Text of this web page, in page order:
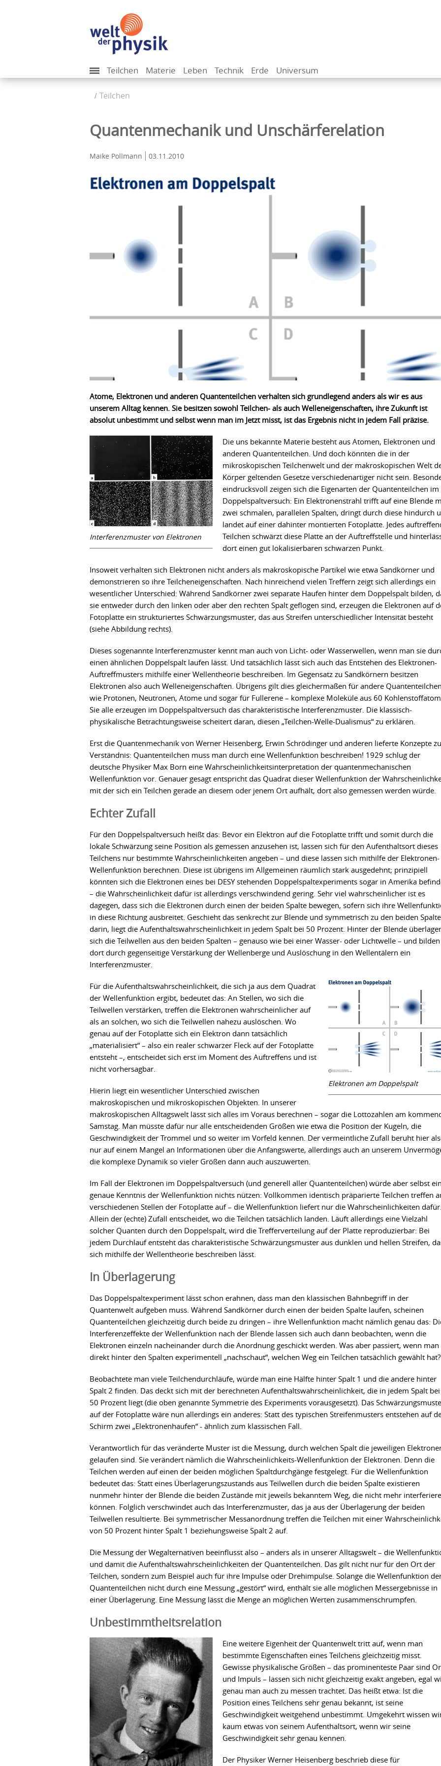
Teilchen Materie Leben Technik Erde Universum
Teilchen
Quantenmechanik und Unschärferelation
Maike Pollmann 03.11.2010
Atome, Elektronen und anderen Quantenteilchen verhalten sich grundlegend anders als wir es aus
unserem Alltag kennen. Sie besitzen sowohl Teilchen- als auch Welleneigenschaften, ihre Zukunft ist
absolut unbestimmt und selbst wenn man im Jetzt misst, ist das Ergebnis nicht in jedem Fall präzise.
Interferenzmuster von Elektronen
Die uns bekannte Materie besteht aus Atomen, Elektronen und
anderen Quantenteilchen. Und doch könnten die in der
mikroskopischen Teilchenwelt und der makroskopischen Welt
Körper geltenden Gesetze verschiedenartiger nicht sein.
eindrucksvoll zeigen sich die Eigenarten der Quantenteilchen im
Doppelspaltversuch: Ein Elektronenstrahl trifft auf eine Blende
zwei schmalen, parallelen Spalten, dringt durch diese hindurch
landet auf einer dahinter montierten Fotoplatte. Jedes
Teilchen schwärzt diese Platte an der Auftreffstelle und
dort einen gut lokalisierbaren schwarzen Punkt.
Insoweit verhalten sich Elektronen nicht anders als makroskopische Partikel wie etwa Sandkörner und
demonstrieren so ihre Teilcheneigenschaften. Nach hinreichend vielen Treffern zeigt sich allerdings ein
wesentlicher Unterschied: Während Sandkörner zwei separate Haufen hinter dem Doppelspalt bilden,
sie entweder durch den linken oder aber den rechten Spalt geflogen sind, erzeugen die Elektronen auf
Fotoplatte ein strukturiertes Schwärzungsmuster, das aus Streifen unterschiedlicher Intensität besteht
(siehe Abbildung rechts).
Dieses sogenannte Interferenzmuster kennt man auch von Licht- oder Wasserwellen, wenn man sie
einen ähnlichen Doppelspalt laufen lässt. Und tatsächlich lässt sich auch das Entstehen des Elektronen-
Auftreffmusters mithilfe einer Wellentheorie beschreiben. Im Gegensatz zu Sandkörnern besitzen
Elektronen also auch Welleneigenschaften. Übrigens gilt dies gleichermaßen für andere Quantenteilchen
wie Protonen, Neutronen, Atome und sogar für Fullerene – komplexe Moleküle aus 60
Sie alle erzeugen im Doppelspaltversuch das charakteristische Interferenzmuster. Die klassisch-
physikalische Betrachtungsweise scheitert daran, diesen „Teilchen-Welle-Dualismus“ zu erklären.
Erst die Quantenmechanik von Werner Heisenberg, Erwin Schrödinger und anderen lieferte Konzepte
Verständnis: Quantenteilchen muss man durch eine Wellenfunktion beschreiben! 1929 schlug der
deutsche Physiker Max Born eine Wahrscheinlichkeitsinterpretation der quantenmechanischen
Wellenfunktion vor. Genauer gesagt entspricht das Quadrat dieser Wellenfunktion der
mit der sich ein Teilchen gerade an diesem oder jenem Ort aufhält, dort also gemessen werden würde.
Echter Zufall
Für den Doppelspaltversuch heißt das: Bevor ein Elektron auf die Fotoplatte trifft und somit durch die
lokale Schwärzung seine Position als gemessen anzusehen ist, lassen sich für den Aufenthaltsort dieses
Teilchens nur bestimmte Wahrscheinlichkeiten angeben – und diese lassen sich mithilfe der Elektronen-
Wellenfunktion berechnen. Diese ist übrigens im Allgemeinen räumlich stark ausgedehnt; prinzipiell
könnten sich die Elektronen eines bei DESY stehenden Doppelspaltexperiments sogar in Amerika
– die Wahrscheinlichkeit dafür ist allerdings verschwindend gering. Sehr viel wahrscheinlicher ist es
dagegen, dass sich die Elektronen durch einen der beiden Spalte bewegen, sofern sich ihre
in diese Richtung ausbreitet. Geschieht das senkrecht zur Blende und symmetrisch zu den beiden
darin, liegt die Aufenthaltswahrscheinlichkeit in jedem Spalt bei 50 Prozent. Hinter der Blende
sich die Teilwellen aus den beiden Spalten – genauso wie bei einer Wasser- oder Lichtwelle – und bilden
dort durch gegenseitige Verstärkung der Wellenberge und Auslöschung in den Wellentälern ein
Interferenzmuster.
Elektronen am Doppelspalt
Für die Aufenthaltswahrscheinlichkeit, die sich ja aus dem Quadrat
der Wellenfunktion ergibt, bedeutet das: An Stellen, wo sich die
Teilwellen verstärken, treffen die Elektronen wahrscheinlicher auf
als an solchen, wo sich die Teilwellen nahezu auslöschen. Wo
genau auf der Fotoplatte sich ein Elektron dann tatsächlich
„materialisiert“ – also ein realer schwarzer Fleck auf der Fotoplatte
entsteht –, entscheidet sich erst im Moment des Auftreffens und ist
nicht vorhersagbar.
Hierin liegt ein wesentlicher Unterschied zwischen
makroskopischen und mikroskopischen Objekten. In unserer
makroskopischen Alltagswelt lässt sich alles im Voraus berechnen – sogar die Lottozahlen am
Samstag. Man müsste dafür nur alle entscheidenden Größen wie etwa die Position der Kugeln, die
Geschwindigkeit der Trommel und so weiter im Vorfeld kennen. Der vermeintliche Zufall beruht hier
nur auf einem Mangel an Informationen über die Anfangswerte, allerdings auch an unserem
die komplexe Dynamik so vieler Größen dann auch auszuwerten.
Im Fall der Elektronen im Doppelspaltversuch (und generell aller Quantenteilchen) würde aber selbst
genaue Kenntnis der Wellenfunktion nichts nützen: Vollkommen identisch präparierte Teilchen treffen
verschiedenen Stellen der Fotoplatte auf – die Wellenfunktion liefert nur die Wahrscheinlichkeiten dafür.
Allein der (echte) Zufall entscheidet, wo die Teilchen tatsächlich landen. Läuft allerdings eine Vielzahl
solcher Quanten durch den Doppelspalt, wird die Trefferverteilung auf der Platte reproduzierbar: Bei
jedem Durchlauf entsteht das charakteristische Schwärzungsmuster aus dunklen und hellen Streifen,
sich mithilfe der Wellentheorie beschreiben lässt.
In Überlagerung
Das Doppelspaltexperiment lässt schon erahnen, dass man den klassischen Bahnbegriff in der
Quantenwelt aufgeben muss. Während Sandkörner durch einen der beiden Spalte laufen, scheinen
Quantenteilchen gleichzeitig durch beide zu dringen – ihre Wellenfunktion macht nämlich genau das:
Interferenzeffekte der Wellenfunktion nach der Blende lassen sich auch dann beobachten, wenn die
Elektronen einzeln nacheinander durch die Anordnung geschickt werden. Was aber passiert, wenn man
direkt hinter den Spalten experimentell „nachschaut“, welchen Weg ein Teilchen tatsächlich gewählt hat?
Beobachtete man viele Teilchendurchläufe, würde man eine Hälfte hinter Spalt 1 und die andere hinter
Spalt 2 finden. Das deckt sich mit der berechneten Aufenthaltswahrscheinlichkeit, die in jedem Spalt bei
50 Prozent liegt (die oben genannte Symmetrie des Experiments vorausgesetzt). Das
auf der Fotoplatte wäre nun allerdings ein anderes: Statt des typischen Streifenmusters entstehen auf
Schirm zwei „Elektronenhaufen“ - ähnlich zum klassischen Fall.
Verantwortlich für das veränderte Muster ist die Messung, durch welchen Spalt die jeweiligen
gelaufen sind. Sie verändert nämlich die Wahrscheinlichkeits-Wellenfunktion der Elektronen. Denn die
Teilchen werden auf einen der beiden möglichen Spaltdurchgänge festgelegt. Für die Wellenfunktion
bedeutet das: Statt eines Überlagerungszustands aus Teilwellen durch die beiden Spalte existieren
nunmehr hinter der Blende die beiden Zustände mit jeweils bekanntem Weg, die nicht mehr
können. Folglich verschwindet auch das Interferenzmuster, das ja aus der Überlagerung der beiden
Teilwellen resultierte. Bei symmetrischer Messanordnung treffen die Teilchen mit einer
von 50 Prozent hinter Spalt 1 beziehungsweise Spalt 2 auf.
Die Messung der Wegalternativen beeinflusst also – anders als in unserer Alltagswelt – die
und damit die Aufenthaltswahrscheinlichkeiten der Quantenteilchen. Das gilt nicht nur für den Ort der
Teilchen, sondern zum Beispiel auch für ihre Impulse oder Drehimpulse. Solange die Wellenfunktion
Quantenteilchen nicht durch eine Messung „gestört“ wird, enthält sie alle möglichen Messergebnisse in
einer Überlagerung. Eine Messung lässt die Menge an möglichen Werten zusammenschrumpfen.
Unbestimmtheitsrelation
Eine weitere Eigenheit der Quantenwelt tritt auf, wenn man
bestimmte Eigenschaften eines Teilchens gleichzeitig misst.
Gewisse physikalische Größen – das prominenteste Paar sind
und Impuls – lassen sich nicht gleichzeitig exakt angeben, egal
genau man auch zu messen trachtet. Das heißt etwa: Ist die
Position eines Teilchens sehr genau bekannt, ist seine
Geschwindigkeit weitgehend unbestimmt. Umgekehrt wissen
kaum etwas von seinem Aufenthaltsort, wenn wir seine
Geschwindigkeit sehr genau kennen.
Der Physiker Werner Heisenberg beschrieb diese für